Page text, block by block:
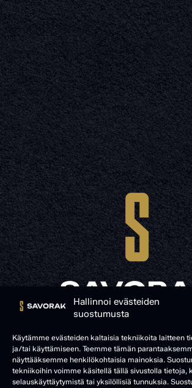
Hallinnoi evästeiden
suostumusta
Käytämme evästeiden kaltaisia tekniikoita laitteen
ja/tai käyttämiseen. Teemme tämän
näyttääksemme henkilökohtaisia mainoksia.
tekniikoihin voimme käsitellä tällä sivustolla tietoja,
selauskäyttäytymistä tai yksilöllisiä tunnuksia.